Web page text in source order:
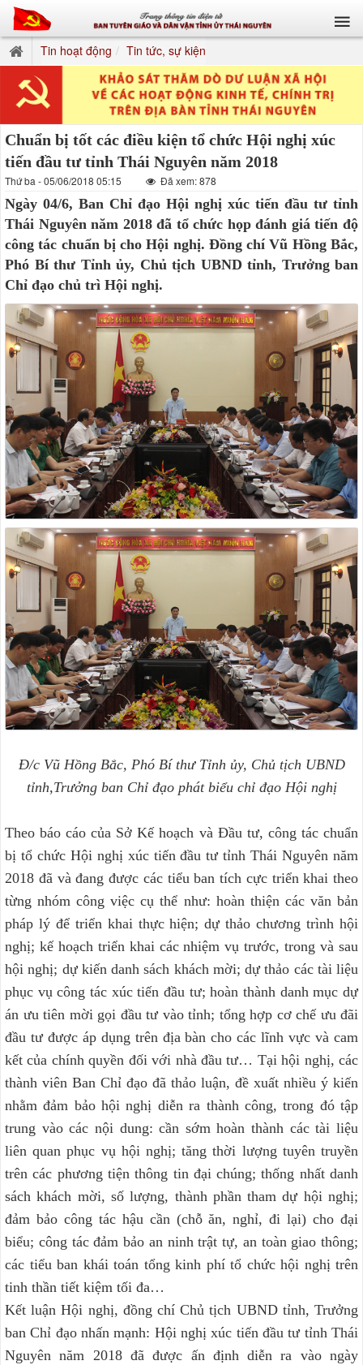
Tin hoạt động Tin tức, sự kiện
Chuẩn bị tốt các điều kiện tổ chức Hội nghị xúc
tiến đầu tư tỉnh Thái Nguyên năm 2018
Thứ ba - 05/06/2018 05:15 Đã xem: 878
Ngày 04/6, Ban Chỉ đạo Hội nghị xúc tiến đầu tư tỉnh
Thái Nguyên năm 2018 đã tổ chức họp đánh giá tiến độ
công tác chuẩn bị cho Hội nghị. Đồng chí Vũ Hồng Bắc,
Phó Bí thư Tỉnh ủy, Chủ tịch UBND tỉnh, Trưởng ban
Chỉ đạo chủ trì Hội nghị.
Đ/c Vũ Hồng Bắc, Phó Bí thư Tỉnh ủy, Chủ tịch UBND
tỉnh,Trưởng ban Chỉ đạo phát biểu chỉ đạo Hội nghị
Theo báo cáo của Sở Kế hoạch và Đầu tư, công tác chuẩn
bị tổ chức Hội nghị xúc tiến đầu tư tỉnh Thái Nguyên năm
2018 đã và đang được các tiểu ban tích cực triển khai theo
từng nhóm công việc cụ thể như: hoàn thiện các văn bản
pháp lý để triển khai thực hiện; dự thảo chương trình hội
nghị; kế hoạch triển khai các nhiệm vụ trước, trong và sau
hội nghị; dự kiến danh sách khách mời; dự thảo các tài liệu
phục vụ công tác xúc tiến đầu tư; hoàn thành danh mục dự
án ưu tiên mời gọi đầu tư vào tỉnh; tổng hợp cơ chế ưu đãi
đầu tư được áp dụng trên địa bàn cho các lĩnh vực và cam
kết của chính quyền đối với nhà đầu tư… Tại hội nghị, các
thành viên Ban Chỉ đạo đã thảo luận, đề xuất nhiều ý kiến
nhằm đảm bảo hội nghị diễn ra thành công, trong đó tập
trung vào các nội dung: cần sớm hoàn thành các tài liệu
liên quan phục vụ hội nghị; tăng thời lượng tuyên truyền
trên các phương tiện thông tin đại chúng; thống nhất danh
sách khách mời, số lượng, thành phần tham dự hội nghị;
đảm bảo công tác hậu cần (chỗ ăn, nghỉ, đi lại) cho đại
biểu; công tác đảm bảo an ninh trật tự, an toàn giao thông;
các tiểu ban khái toán tổng kinh phí tổ chức hội nghị trên
tinh thần tiết kiệm tối đa…
Kết luận Hội nghị, đồng chí Chủ tịch UBND tỉnh, Trưởng
ban Chỉ đạo nhấn mạnh: Hội nghị xúc tiến đầu tư tỉnh Thái
Nguyên năm 2018 đã được ấn định diễn ra vào ngày